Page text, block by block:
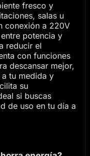
fresco y
salas u
conexión a 220V
potencia y
reducir el
con funciones
descansar mejor,
tu medida y
su
si buscas
de uso en tu día a